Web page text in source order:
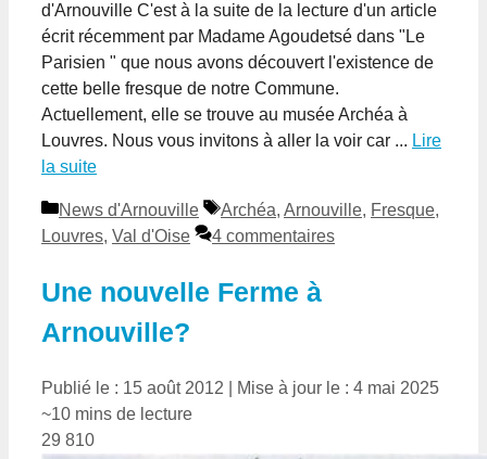
d'Arnouville C'est à la suite de la lecture d'un article
écrit récemment par Madame Agoudetsé dans "Le
Parisien " que nous avons découvert l'existence de
cette belle fresque de notre Commune.
Actuellement, elle se trouve au musée Archéa à
Louvres. Nous vous invitons à aller la voir car ... Lire
la suite
Catégories
News d'Arnouville Étiquettes
Archéa, Arnouville, Fresque,
Louvres, Val d'Oise 4 commentaires
Une nouvelle Ferme à
Arnouville?
Publié le : 15 août 2012
Mise à jour le : 4 mai 2025
~10 mins de lecture
29 810